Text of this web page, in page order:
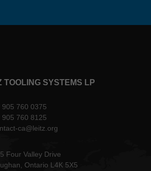
TOOLING SYSTEMS LP
905 760 0375
905 760 8125
ca@leitz.org
Four Valley Drive
Ontario L4K 5X5